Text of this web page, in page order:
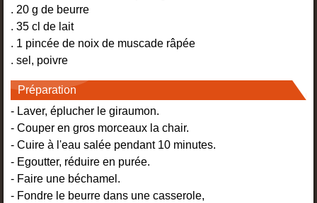
. 20 g de beurre
. 35 cl de lait
. 1 pincée de noix de muscade râpée
. sel, poivre
Préparation
- Laver, éplucher le giraumon.
- Couper en gros morceaux la chair.
- Cuire à l'eau salée pendant 10 minutes.
- Egoutter, réduire en purée.
- Faire une béchamel.
- Fondre le beurre dans une casserole,